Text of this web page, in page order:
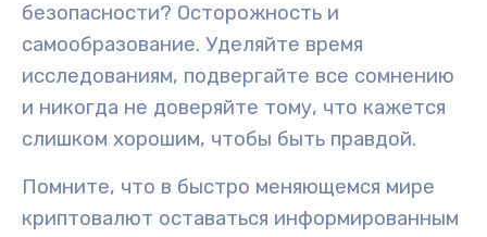
безопасности? Осторожность и
самообразование. Уделяйте время
исследованиям, подвергайте все сомнению
и никогда не доверяйте тому, что кажется
слишком хорошим, чтобы быть правдой.
Помните, что в быстро меняющемся мире
криптовалют оставаться информированным